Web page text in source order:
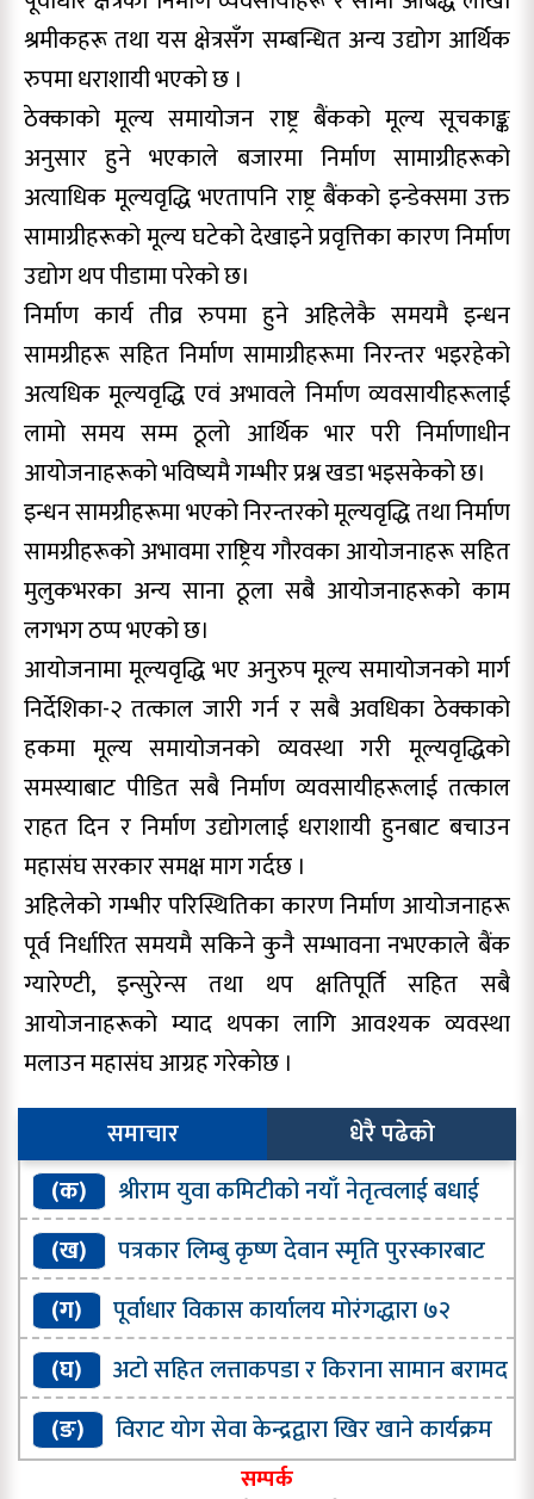
श्रमीकहरू तथा यस क्षेत्रसँग सम्बन्धित अन्य उद्योग आर्थिक
रुपमा धराशायी भएकाे छ ।
ठेक्काको मूल्य समायोजन राष्ट्र बैंकको मूल्य सूचकाङ्क
अनुसार हुने भएकाले बजारमा निर्माण सामाग्रीहरूको
अत्याधिक मूल्यवृद्धि भएतापनि राष्ट्र बैंकको इन्डेक्समा उक्त
सामाग्रीहरूको मूल्य घटेको देखाइने प्रवृत्तिका कारण निर्माण
उद्योग थप पीडामा परेको छ।
निर्माण कार्य तीव्र रुपमा हुने अहिलेकै समयमै इन्धन
सामग्रीहरू सहित निर्माण सामाग्रीहरूमा निरन्तर भइरहेको
अत्यधिक मूल्यवृद्धि एवं अभावले निर्माण व्यवसायीहरूलाई
लामो समय सम्म ठूलो आर्थिक भार परी निर्माणाधीन
आयोजनाहरूको भविष्यमै गम्भीर प्रश्न खडा भइसकेको छ।
इन्धन सामग्रीहरूमा भएको निरन्तरको मूल्यवृद्धि तथा निर्माण
सामग्रीहरूको अभावमा राष्ट्रिय गौरवका आयोजनाहरू सहित
मुलुकभरका अन्य साना ठूला सबै आयोजनाहरूको काम
लगभग ठप्प भएको छ।
आयोजनामा मूल्यवृद्धि भए अनुरुप मूल्य समायोजनको मार्ग
निर्देशिका-२ तत्काल जारी गर्न र सबै अवधिका ठेक्काको
हकमा मूल्य समायोजनको व्यवस्था गरी मूल्यवृद्धिको
समस्याबाट पीडित सबै निर्माण व्यवसायीहरूलाई तत्काल
राहत दिन र निर्माण उद्योगलाई धराशायी हुनबाट बचाउन
महासंघ सरकार समक्ष माग गर्दछ ।
अहिलेको गम्भीर परिस्थितिका कारण निर्माण आयोजनाहरू
पूर्व निर्धारित समयमै सकिने कुनै सम्भावना नभएकाले बैंक
ग्यारेण्टी, इन्सुरेन्स तथा थप क्षतिपूर्ति सहित सबै
आयोजनाहरूको म्याद थपका लागि आवश्यक व्यवस्था
मलाउन महासंघ आग्रह गरेकाेछ ।
समाचार
धेरै पढेको
(क)
श्रीराम युवा कमिटीको नयाँ नेतृत्वलाई बधाई
तथा सफल कार्यकालको शुभकामना
(ख)
पत्रकार लिम्बु कृष्ण देवान स्मृति पुरस्कारबाट
सम्मानित
(ग)
पूर्वाधार विकास कार्यालय मोरंगद्धारा ७२
प्रतिशत भौतिक प्रगति
(घ)
अटो सहित लत्ताकपडा र किराना सामान बरामद
(ङ)
विराट याेग सेवा केन्द्रद्वारा खिर खाने कार्यक्रम
सम्पन्न
सम्पर्क